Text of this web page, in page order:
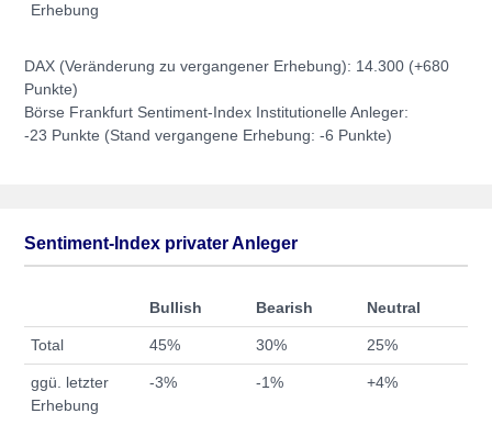
Erhebung
DAX (Veränderung zu vergangener Erhebung): 14.300 (+680
Punkte)
Börse Frankfurt Sentiment-Index Institutionelle Anleger:
-23 Punkte (Stand vergangene Erhebung: -6 Punkte)
Sentiment-Index privater Anleger
Bullish Bearish Neutral
Total 45% 30% 25%
ggü. letzter
Erhebung
-3% -1% +4%